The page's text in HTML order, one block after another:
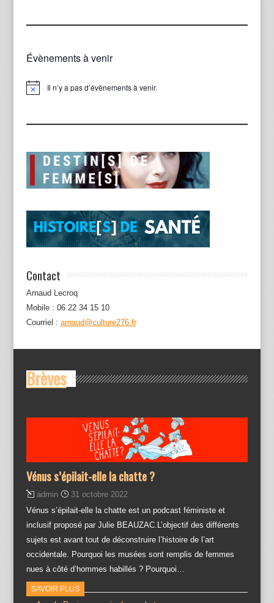
Évènements à venir
Notice Il n’y a pas d’évènements à venir.
Contact
Arnaud Lecroq
Mobile : 06 22 34 15 10
Courriel : arnaud@culture276.fr
Brèves
Vénus s’épilait-elle la chatte ?
admin
31 octobre 2022
Vénus s’épilait-elle la chatte est un podcast féministe et
inclusif proposé par Julie BEAUZAC.L’objectif des différents
sujets est avant tout de déconstruire l’histoire de l’art
occidentale. Pourquoi les musées sont remplis de femmes
nues à côté d’hommes habillés ? Pourquoi…
SAVOIR PLUS